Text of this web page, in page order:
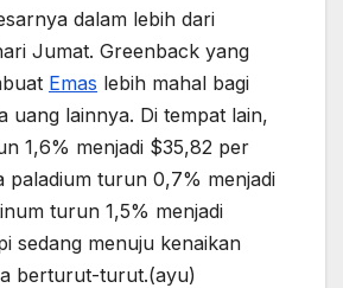
dalam lebih dari
Jumat. Greenback yang
Emas lebih mahal bagi
uang lainnya. Di tempat lain,
1,6% menjadi $35,82 per
paladium turun 0,7% menjadi
turun 1,5% menjadi
sedang menuju kenaikan
berturut-turut.(ayu)